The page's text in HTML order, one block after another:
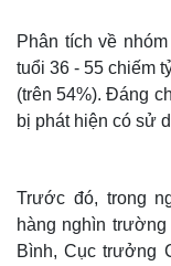
Phân tích về
tuổi 36 - 55 chiếm
(trên 54%). Đáng
bị phát hiện có sử
Trước đó, trong
hàng nghìn
Bình, Cục trưởng